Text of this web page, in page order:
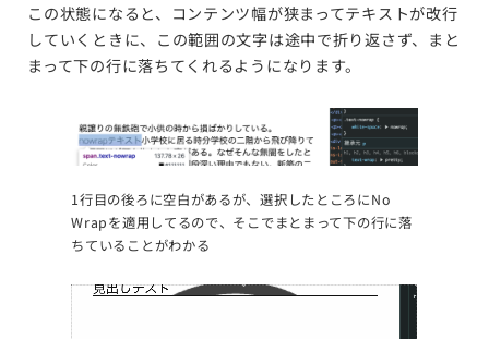
この状態になると、コンテンツ幅が狭まってテキストが改行
していくときに、この範囲の文字は途中で折り返さず、まと
まって下の行に落ちてくれるようになります。
1行目の後ろに空白があるが、選択したところにNo
Wrapを適用してるので、そこでまとまって下の行に落
ちていることがわかる